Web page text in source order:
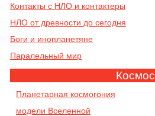
Контакты с НЛО и контактеры
НЛО от древности до сегодня
Боги и инопланетяне
Паралельный мир
Космос
Планетарная космогония
модели Вселенной